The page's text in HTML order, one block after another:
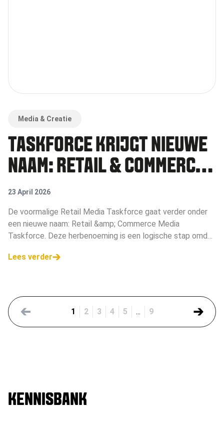
Media & Creatie
TASKFORCE KRIJGT NIEUWE
NAAM: RETAIL & COMMERCE
MEDIA TASKFORCE
23 April 2026
De voormalige Retail Media Taskforce gaat verder onder
een nieuwe naam: Retail &amp; Commerce Media
Taskforce. Deze herbenoeming is een logische stap omdat
ontwikkeld tot meer dan alleen de traditionele retailer
Lees verder
1 2 3 4 5 ... 9
KENNISBANK